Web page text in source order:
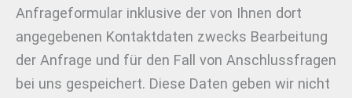
Anfrageformular inklusive der von Ihnen dort
angegebenen Kontaktdaten zwecks Bearbeitung
der Anfrage und für den Fall von Anschlussfragen
bei uns gespeichert. Diese Daten geben wir nicht